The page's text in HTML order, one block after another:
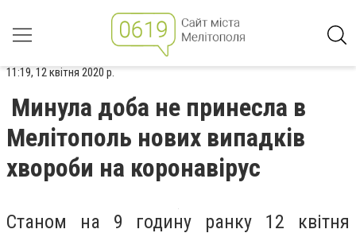
11:19, 12 квітня 2020 р.
Минула доба не принесла в
Мелітополь нових випадків
хвороби на коронавірус
Станом на 9 годину ранку 12 квітня